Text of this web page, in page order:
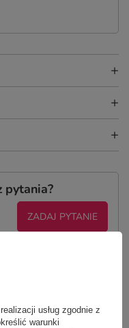
pytania?
ZADAJ PYTANIE
Z
usług zgodnie z
warunki